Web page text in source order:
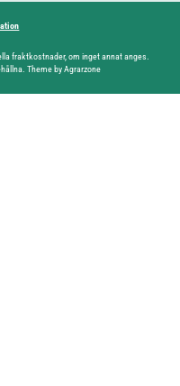
fraktkostnader, om inget annat anges.
Theme by Agrarzone